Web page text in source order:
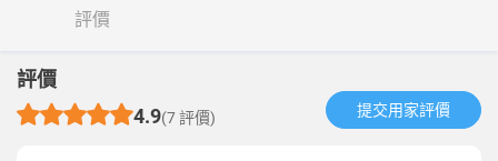
評價
評價
4.9(7 評價) 提交用家評價​